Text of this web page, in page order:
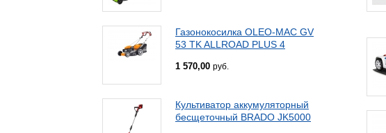
Газонокосилка OLEO-MAC GV
53 TK ALLROAD PLUS 4
1 570,00 руб.
Культиватор аккумуляторный
бесщеточный BRADO JK5000